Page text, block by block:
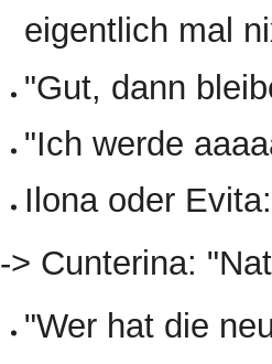
eigentlich mal
"Gut, dann
"Ich werde
Ilona oder
-> Cunterina:
"Wer hat die